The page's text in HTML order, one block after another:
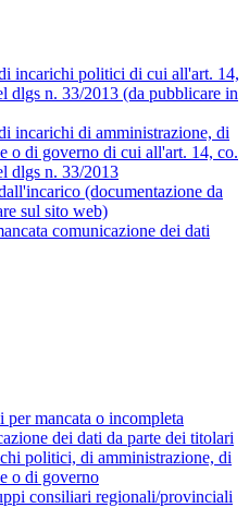
incarichi politici di cui all'art. 14,
dlgs n. 33/2013 (da pubblicare in
incarichi di amministrazione, di
o di governo di cui all'art. 14, co.
dlgs n. 33/2013
(documentazione da
sul sito web)
comunicazione dei dati
per mancata o incompleta
dei dati da parte dei titolari
politici, di amministrazione, di
o di governo
consiliari regionali/provinciali